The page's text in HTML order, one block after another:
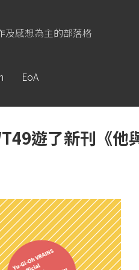
及感想為主的部落格
EoA
遊了新刊《他